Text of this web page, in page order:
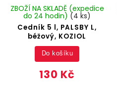
Cedník 5 l, PALSBY L,
béžový, KOZIOL
ZBOŽÍ NA SKLADĚ (expedice
do 24 hodin) (4 ks)
130 Kč
Do košíku